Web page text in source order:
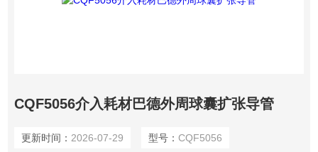
CQF5056介入耗材巴德外周球囊扩张导管
更新时间： 2026-07-29 型号： CQF5056